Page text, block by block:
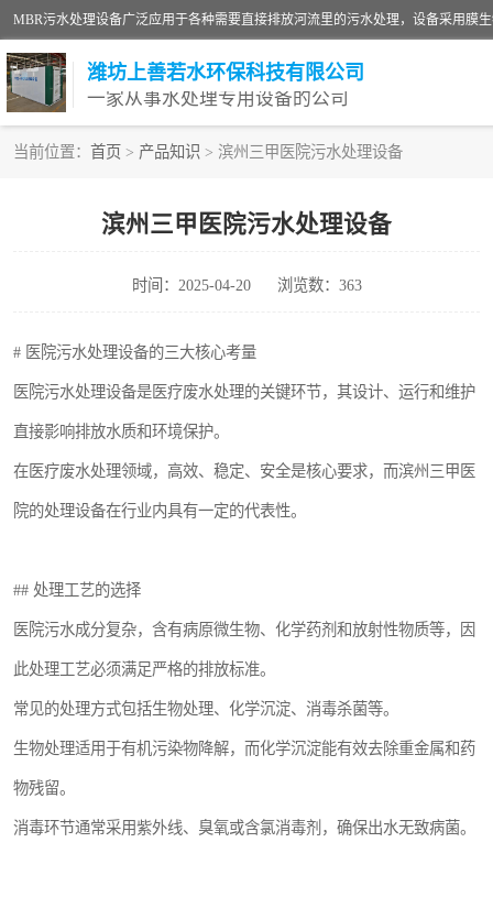
潍坊上善若水环保科技有限公司
一家从事水处理专用设备的公司
当前位置： 首页 > 产品知识 > 滨州三甲医院污水处理设备
滨州三甲医院污水处理设备
时间：2025-04-20 浏览数：363
# 医院污水处理设备的三大核心考量
医院污水处理设备是医疗废水处理的关键环节，其设计、运行和维护
直接影响排放水质和环境保护。
在医疗废水处理领域，高效、稳定、安全是核心要求，而滨州三甲医
院的处理设备在行业内具有一定的代表性。
## 处理工艺的选择
医院污水成分复杂，含有病原微生物、化学药剂和放射性物质等，因
此处理工艺必须满足严格的排放标准。
常见的处理方式包括生物处理、化学沉淀、消毒杀菌等。
生物处理适用于有机污染物降解，而化学沉淀能有效去除重金属和药
物残留。
消毒环节通常采用紫外线、臭氧或含氯消毒剂，确保出水无致病菌。
洗涤污水处理设备
诊所门诊污水处理设备
养殖污水处理设备
一体化污水处理设备
医院辐射污水衰变池